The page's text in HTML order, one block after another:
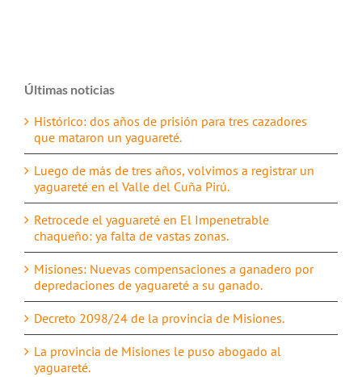
Últimas noticias
Histórico: dos años de prisión para tres cazadores
que mataron un yaguareté.
Luego de más de tres años, volvimos a registrar un
yaguareté en el Valle del Cuña Pirú.
Retrocede el yaguareté en El Impenetrable
chaqueño: ya falta de vastas zonas.
Misiones: Nuevas compensaciones a ganadero por
depredaciones de yaguareté a su ganado.
Decreto 2098/24 de la provincia de Misiones.
La provincia de Misiones le puso abogado al
yaguareté.